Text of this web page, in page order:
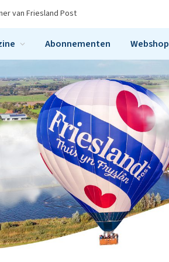
van Friesland Post
Abonnementen Webshop